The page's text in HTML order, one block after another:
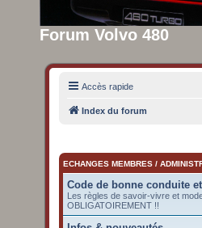
Forum Volvo 480
Accès rapide
Index du forum
ECHANGES MEMBRES /
Code de bonne conduite
Les règles de savoir-vivre et
OBLIGATOIREMENT !!